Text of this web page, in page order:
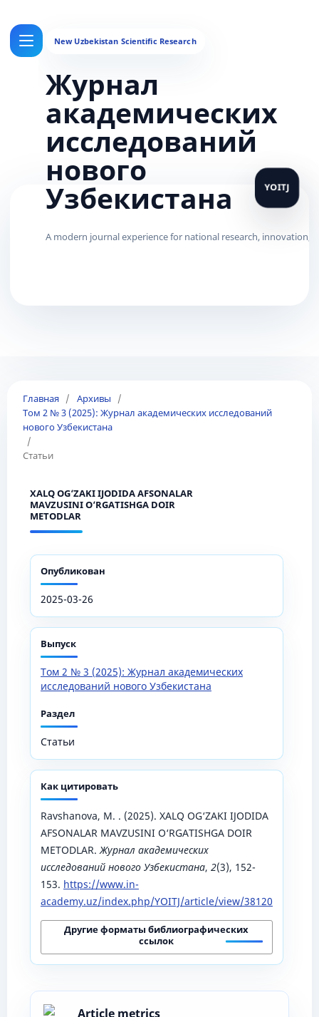
Журнал
академических
исследований
нового
Узбекистана
Главная / Архивы
/
Том 2 № 3 (2025): Журнал академических исследований
нового Узбекистана
/
Статьи
XALQ OG‘ZAKI IJODIDA AFSONALAR
MAVZUSINI O‘RGATISHGA DOIR
METODLAR
Опубликован
2025-03-26
Выпуск
Том 2 № 3 (2025): Журнал академических
исследований нового Узбекистана
Раздел
Статьи
Как цитировать
Ravshanova, M. . (2025). XALQ OG‘ZAKI IJODIDA
AFSONALAR MAVZUSINI O‘RGATISHGA DOIR
METODLAR.Журнал академических
исследований нового Узбекистана, 2(3), 152-
153. https://www.in-
academy.uz/index.php/YOITJ/article/view/38120
Другие форматы библиографических
ссылок
Article metrics